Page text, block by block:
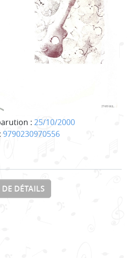
: 25/10/2000
9790230970556
DE DÉTAILS